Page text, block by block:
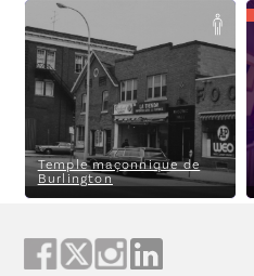
Temple maçonnique de
Burlington
Temple maçonnique de
Burlington